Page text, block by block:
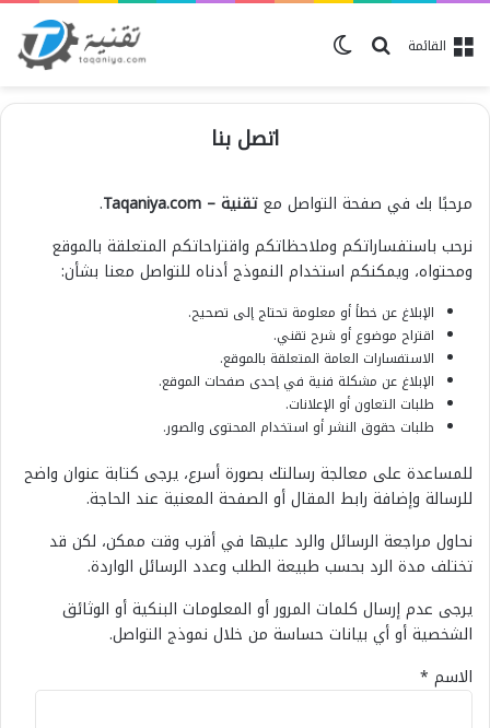
القائمة ابحث عن
اتصل بنا
مرحبًا بك في صفحة التواصل معتقنية – Taqaniya.com
.
نرحب باستفساراتكم وملاحظاتكم واقتراحاتكم المتعلقة بالموقع
ومحتواه، ويمكنكم استخدام النموذج أدناه للتواصل معنا بشأن:
الإبلاغ عن خطأ أو معلومة تحتاج إلى تصحيح.
اقتراح موضوع أو شرح تقني.
الاستفسارات العامة المتعلقة بالموقع.
الإبلاغ عن مشكلة فنية في إحدى صفحات الموقع.
طلبات التعاون أو الإعلانات.
طلبات حقوق النشر أو استخدام المحتوى والصور.
للمساعدة على معالجة رسالتك بصورة أسرع، يرجى كتابة عنوان واضح
للرسالة وإضافة رابط المقال أو الصفحة المعنية عند الحاجة.
نحاول مراجعة الرسائل والرد عليها في أقرب وقت ممكن، لكن قد
تختلف مدة الرد بحسب طبيعة الطلب وعدد الرسائل الواردة.
يرجى عدم إرسال كلمات المرور أو المعلومات البنكية أو الوثائق
الشخصية أو أي بيانات حساسة من خلال نموذج التواصل.
الاسم *